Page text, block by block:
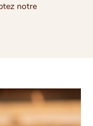
notre
une nouvelle fenêtre